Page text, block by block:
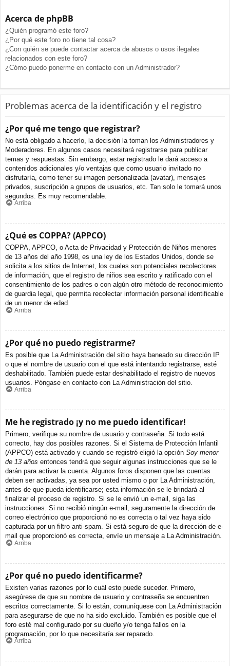
Acerca de phpBB
¿Quién programó este foro?
¿Por qué este foro no tiene tal cosa?
¿Con quién se puede contactar acerca de abusos o usos ilegales
relacionados con este foro?
¿Cómo puedo ponerme en contacto con un Administrador?
Problemas acerca de la identificación y el registro
¿Por qué me tengo que registrar?
No está obligado a hacerlo, la decisión la toman los Administradores y
Moderadores. En algunos casos necesitará registrarse para publicar
temas y respuestas. Sin embargo, estar registrado le dará acceso a
contenidos adicionales y/o ventajas que como usuario invitado no
disfrutaría, como tener su imagen personalizada (avatar), mensajes
privados, suscripción a grupos de usuarios, etc. Tan solo le tomará unos
segundos. Es muy recomendable.
Arriba
¿Qué es COPPA? (APPCO)
COPPA, APPCO, o Acta de Privacidad y Protección de Niños menores
de 13 años del año 1998, es una ley de los Estados Unidos, donde se
solicita a los sitios de Internet, los cuales son potenciales recolectores
de información, que el registro de niños sea escrito y ratificado con el
consentimiento de los padres o con algún otro método de reconocimiento
de guardia legal, que permita recolectar información personal identificable
de un menor de edad.
Arriba
¿Por qué no puedo registrarme?
Es posible que La Administración del sitio haya baneado su dirección IP
o que el nombre de usuario con el que está intentando registrarse, esté
deshabilitado. También puede estar deshabilitado el registro de nuevos
usuarios. Póngase en contacto con La Administración del sitio.
Arriba
Me he registrado ¡y no me puedo identificar!
Primero, verifique su nombre de usuario y contraseña. Si todo está
correcto, hay dos posibles razones. Si el Sistema de Protección Infantil
(APPCO) está activado y cuando se registró eligió la opción Soy menor
de 13 años entonces tendrá que seguir algunas instrucciones que se le
darán para activar la cuenta. Algunos foros disponen que las cuentas
deben ser activadas, ya sea por usted mismo o por La Administración,
antes de que pueda identificarse; esta información se le brindará al
finalizar el proceso de registro. Si se le envió un e-mail, siga las
instrucciones. Si no recibió ningún e-mail, seguramente la dirección de
correo electrónico que proporcionó no es correcta o tal vez haya sido
capturada por un filtro anti-spam. Si está seguro de que la dirección de e-
mail que proporcionó es correcta, envíe un mensaje a La Administración.
Arriba
¿Por qué no puedo identificarme?
Existen varias razones por lo cuál esto puede suceder. Primero,
asegúrese de que su nombre de usuario y contraseña se encuentren
escritos correctamente. Si lo están, comuníquese con La Administración
para asegurarse de que no ha sido excluido. También es posible que el
foro esté mal configurado por su dueño y/o tenga fallos en la
programación, por lo que necesitaría ser reparado.
Arriba